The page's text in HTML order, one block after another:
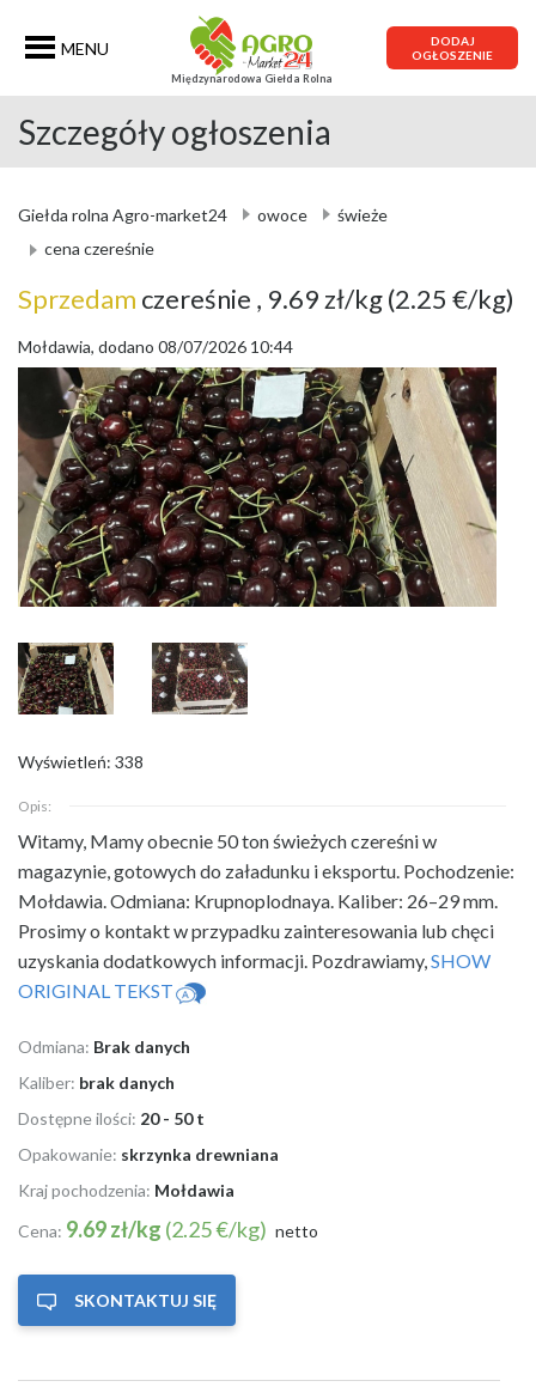
MENU
Międzynarodowa Giełda Rolna
DODAJ
OGŁOSZENIE
Szczegóły ogłoszenia
Giełda rolna Agro-market24 owoce
świeże
cena czereśnie
Sprzedam czereśnie , 9.69 zł/kg(2.25 €/kg)
Mołdawia, dodano 08/07/2026 10:44
Wyświetleń: 338
Opis:
Witamy, Mamy obecnie 50 ton świeżych czereśni w
magazynie, gotowychdo załadunku i eksportu. Pochodzenie:
Mołdawia. Odmiana: Krupnoplodnaya. Kaliber: 26–29 mm.
Prosimy o kontakt w przypadku zainteresowania lub chęci
uzyskania dodatkowych informacji. Pozdrawiamy, SHOW
ORIGINAL TEKST
Odmiana: Brak danych
Kaliber: brak danych
Dostępne ilości: 20 - 50 t
Opakowanie: skrzynka drewniana
Kraj pochodzenia: Mołdawia
Cena: 9.69 zł/kg (2.25 €/kg) netto
SKONTAKTUJ SIĘ